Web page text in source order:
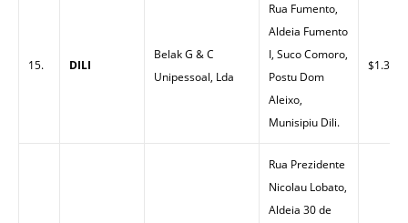
15. DILI
Belak G & C
Unipessoal, Lda
Rua Fumento,
Aldeia Fumento
I, Suco Comoro,
Postu Dom
Aleixo,
Munisipiu Dili.
$1.33
Rua Prezidente
Nicolau Lobato,
Aldeia 30 de